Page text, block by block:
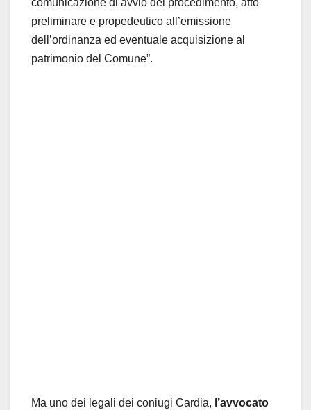
comunicazione di avvio del procedimento, atto
preliminare e propedeutico all’emissione
dell’ordinanza ed eventuale acquisizione al
patrimonio del Comune”.
Ma uno dei legali dei coniugi Cardia, l’avvocato